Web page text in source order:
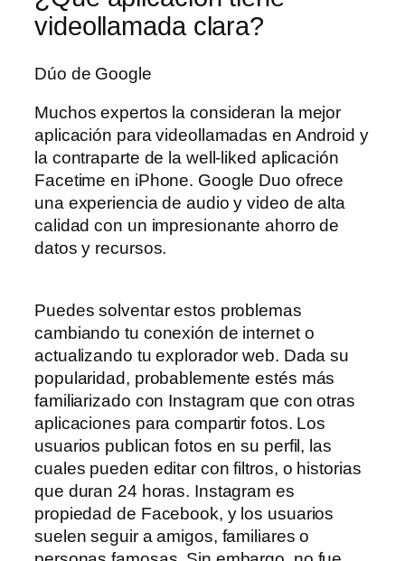
videollamada clara?
Dúo de Google
Muchos expertos la consideran la mejor
aplicación para videollamadas en Android y
la contraparte de la well-liked aplicación
Facetime en iPhone. Google Duo ofrece
una experiencia de audio y video de alta
calidad con un impresionante ahorro de
datos y recursos.
Puedes solventar estos problemas
cambiando tu conexión de internet o
actualizando tu explorador web. Dada su
popularidad, probablemente estés más
familiarizado con Instagram que con otras
aplicaciones para compartir fotos. Los
usuarios publican fotos en su perfil, las
cuales pueden editar con filtros, o historias
que duran 24 horas. Instagram es
propiedad de Facebook, y los usuarios
suelen seguir a amigos, familiares o